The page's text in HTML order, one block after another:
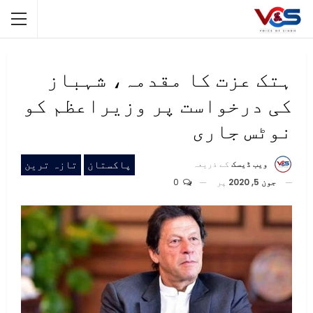
ہتک عزت کا مقدمہ، شہباز
کی درخواست پر وزیراعظم کو
نوٹس جاری
پاکستان تازہ ترین ویب ڈیسک کے ذریعہ
جون 5, 2020
پر